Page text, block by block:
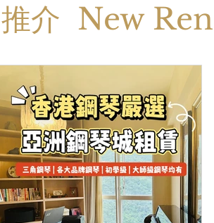
介 New